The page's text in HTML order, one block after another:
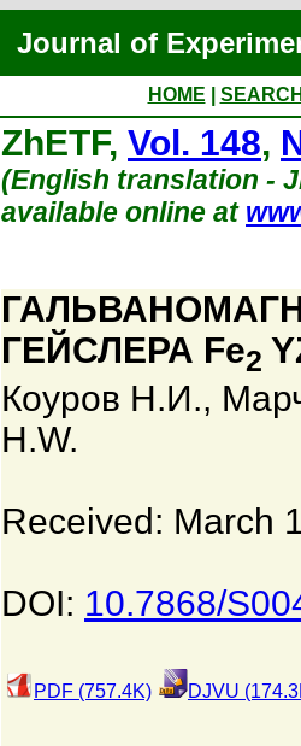
Journal of
HOME
ZhETF, Vol. 148,
(English translation -
available online at
ГЕЙСЛЕРА Fe2
Коуров Н.И.,
H.W.
Received: March
DOI: 10.7868/
PDF (757.4K) DJVU